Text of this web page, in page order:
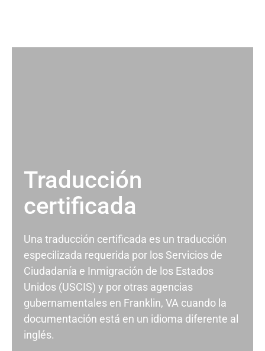
Traducción
certificada
Una traducción certificada es un traducción
especilizada requerida por los Servicios de
Ciudadanía e Inmigración de los Estados
Unidos (USCIS) y por otras agencias
gubernamentales en Franklin, VA cuando la
documentación está en un idioma diferente al
inglés.